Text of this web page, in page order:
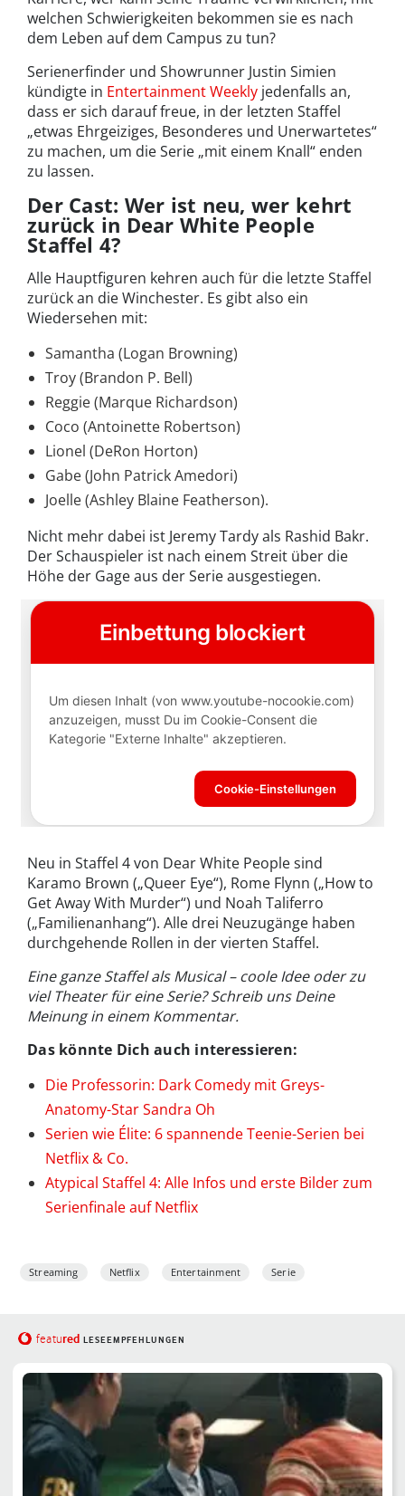
welchen Schwierigkeiten bekommen sie es nach
dem Leben auf dem Campus zu tun?
Serienerfinder und Showrunner Justin Simien
kündigte in Entertainment Weekly jedenfalls an,
dass er sich darauf freue, in der letzten Staffel
„etwas Ehrgeiziges, Besonderes und Unerwartetes“
zu machen, um die Serie „mit einem Knall“ enden
zu lassen.
Der Cast: Wer ist neu, wer kehrt
zurück in Dear White People
Staffel 4?
Alle Hauptfiguren kehren auch für die letzte Staffel
zurück an die Winchester. Es gibt also ein
Wiedersehen mit:
Samantha (Logan Browning)
Troy (Brandon P. Bell)
Reggie (Marque Richardson)
Coco (Antoinette Robertson)
Lionel (DeRon Horton)
Gabe (John Patrick Amedori)
Joelle (Ashley Blaine Featherson).
Nicht mehr dabei ist Jeremy Tardy als Rashid Bakr.
Der Schauspieler ist nach einem Streit über die
Höhe der Gage aus der Serie ausgestiegen.
Neu in Staffel 4 von Dear White People sind
Karamo Brown („Queer Eye“), Rome Flynn („How to
Get Away With Murder“) und Noah Taliferro
(„Familienanhang“). Alle drei Neuzugänge haben
durchgehende Rollen in der vierten Staffel.
Eine ganze Staffel als Musical – coole Idee oder zu
viel Theater für eine Serie? Schreib uns Deine
Meinung in einem Kommentar.
Das könnte Dich auch interessieren:
Die Professorin: Dark Comedy mit Greys-
Anatomy-Star Sandra Oh
Serien wie Élite: 6 spannende Teenie-Serien bei
Netflix & Co.
Atypical Staffel 4: Alle Infos und erste Bilder zum
Serienfinale auf Netflix
Streaming Netflix Entertainment Serie
featured LESEEMPFEHLUNGEN